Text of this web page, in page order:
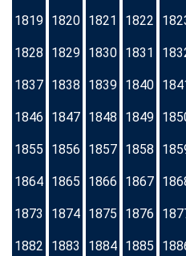
1819 1820 1821 1822
1828 1829 1830 1831
1837 1838 1839 1840
1846 1847 1848 1849
1855 1856 1857 1858
1864 1865 1866 1867
1873 1874 1875 1876
1882 1883 1884 1885